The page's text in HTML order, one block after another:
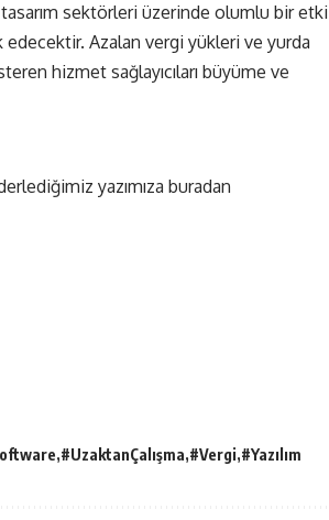
sektörleri üzerinde olumlu bir etki
Azalan vergi yükleri ve yurda
hizmet sağlayıcıları büyüme ve
yazımıza buradan
#UzaktanÇalışma #Vergi #Yazılım